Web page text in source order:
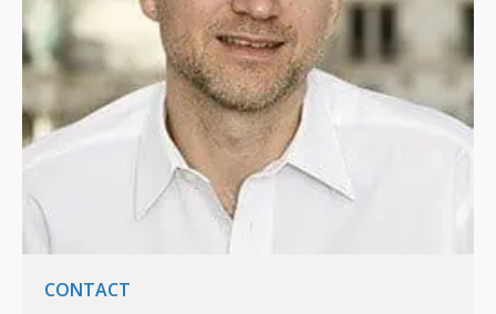
CONTACT